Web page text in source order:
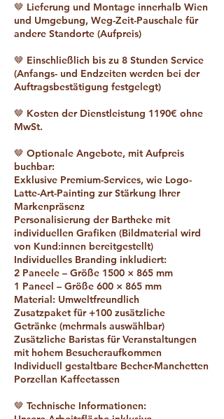
🤎 Lieferung und Montage innerhalb Wien
und Umgebung, Weg-Zeit-Pauschale für
andere Standorte (Aufpreis)
🤎 Einschließlich bis zu 8 Stunden Service
(Anfangs- und Endzeiten werden bei der
Auftragsbestätigung festgelegt)
🤎 Kosten der Dienstleistung 1190€ ohne
MwSt.
🤎 Optionale Angebote, mit Aufpreis
buchbar:
Exklusive Premium-Services, wie Logo-
Latte-Art-Painting zur Stärkung Ihrer
Markenpräsenz
Personalisierung der Bartheke mit
individuellen Grafiken (Bildmaterial wird
von Kund:innen bereitgestellt)
Individuelles Branding inkludiert:
2 Paneele – Größe 1500 × 865 mm
1 Paneel – Größe 600 × 865 mm
Material: Umweltfreundlich
Zusatzpaket für +100 zusätzliche
Getränke (mehrmals auswählbar)
Zusätzliche Baristas für Veranstaltungen
mit hohem Besucheraufkommen
Individuell gestaltbare Becher-Manchetten
Porzellan Kaffeetassen
🤎 Technische Informationen: